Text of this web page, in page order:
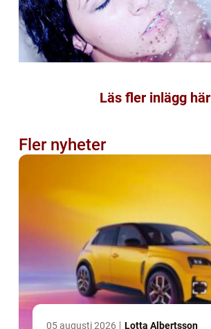
Läs fler inlägg här
Fler nyheter
05 augusti 2026 Lotta Albertsson